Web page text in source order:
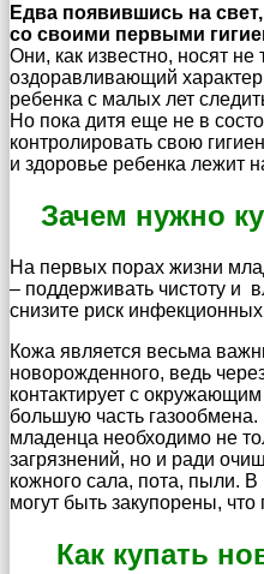
Едва появившись на
со своими первыми
Они, как известно, носят не
оздоравливающий
ребенка с малых лет
Но пока дитя еще не в
контролировать свою
и здоровье ребенка лежит
Зачем нужно
На первых порах жизни
– поддерживать чистоту и
снизите риск
Кожа является весьма
новорожденного, ведь
контактирует с
большую часть
младенца необходимо не
загрязнений, но и ради
кожного сала, пота, пыли.
могут быть закупорены,
Как купать